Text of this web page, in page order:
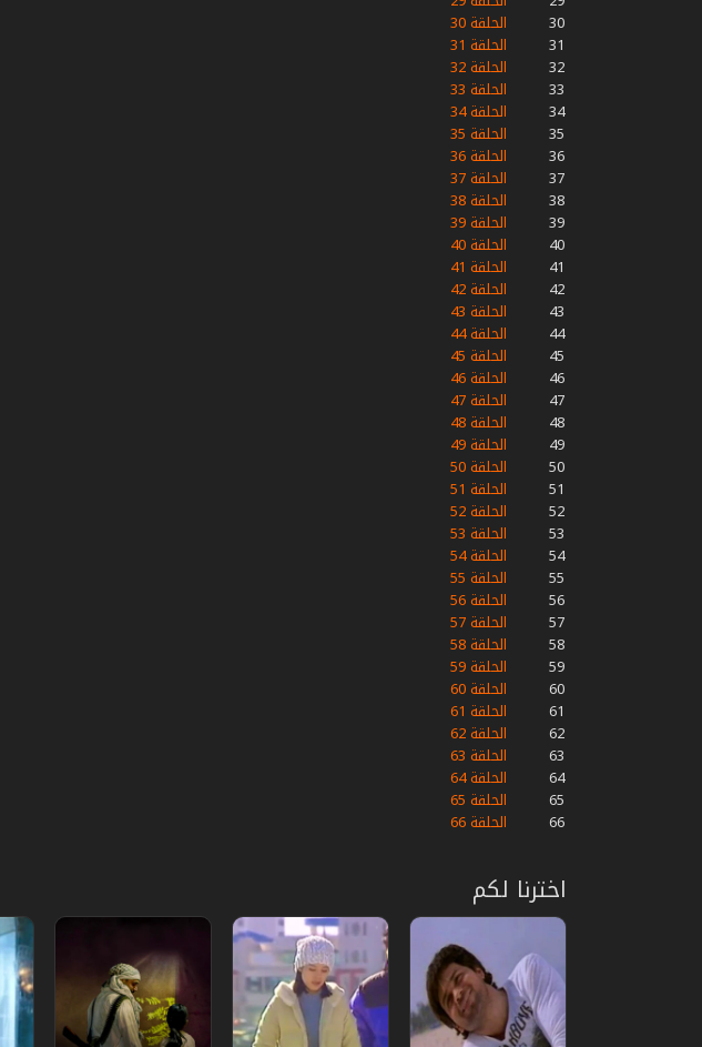
30
الحلقة 30
31
الحلقة 31
32
الحلقة 32
33
الحلقة 33
34
الحلقة 34
35
الحلقة 35
36
الحلقة 36
37
الحلقة 37
38
الحلقة 38
39
الحلقة 39
40
الحلقة 40
41
الحلقة 41
42
الحلقة 42
43
الحلقة 43
44
الحلقة 44
45
الحلقة 45
46
الحلقة 46
47
الحلقة 47
48
الحلقة 48
49
الحلقة 49
50
الحلقة 50
51
الحلقة 51
52
الحلقة 52
53
الحلقة 53
54
الحلقة 54
55
الحلقة 55
56
الحلقة 56
57
الحلقة 57
58
الحلقة 58
59
الحلقة 59
60
الحلقة 60
61
الحلقة 61
62
الحلقة 62
63
الحلقة 63
64
الحلقة 64
65
الحلقة 65
66
الحلقة 66
اخترنا لكم